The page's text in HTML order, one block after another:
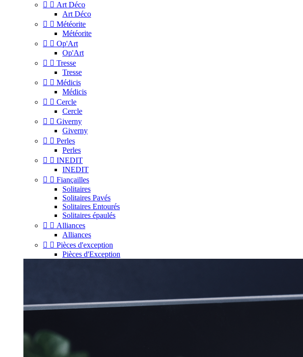
  Art Déco
Art Déco
  Météorite
Météorite
  Op'Art
Op'Art
  Tresse
Tresse
  Médicis
Médicis
  Cercle
Cercle
  Giverny
Giverny
  Perles
Perles
  INEDIT
INEDIT
  Fiançailles
Solitaires
Solitaires Pavés
Solitaires Entourés
Solitaires épaulés
  Alliances
Alliances
  Pièces d'exception
Pièces d'Exception